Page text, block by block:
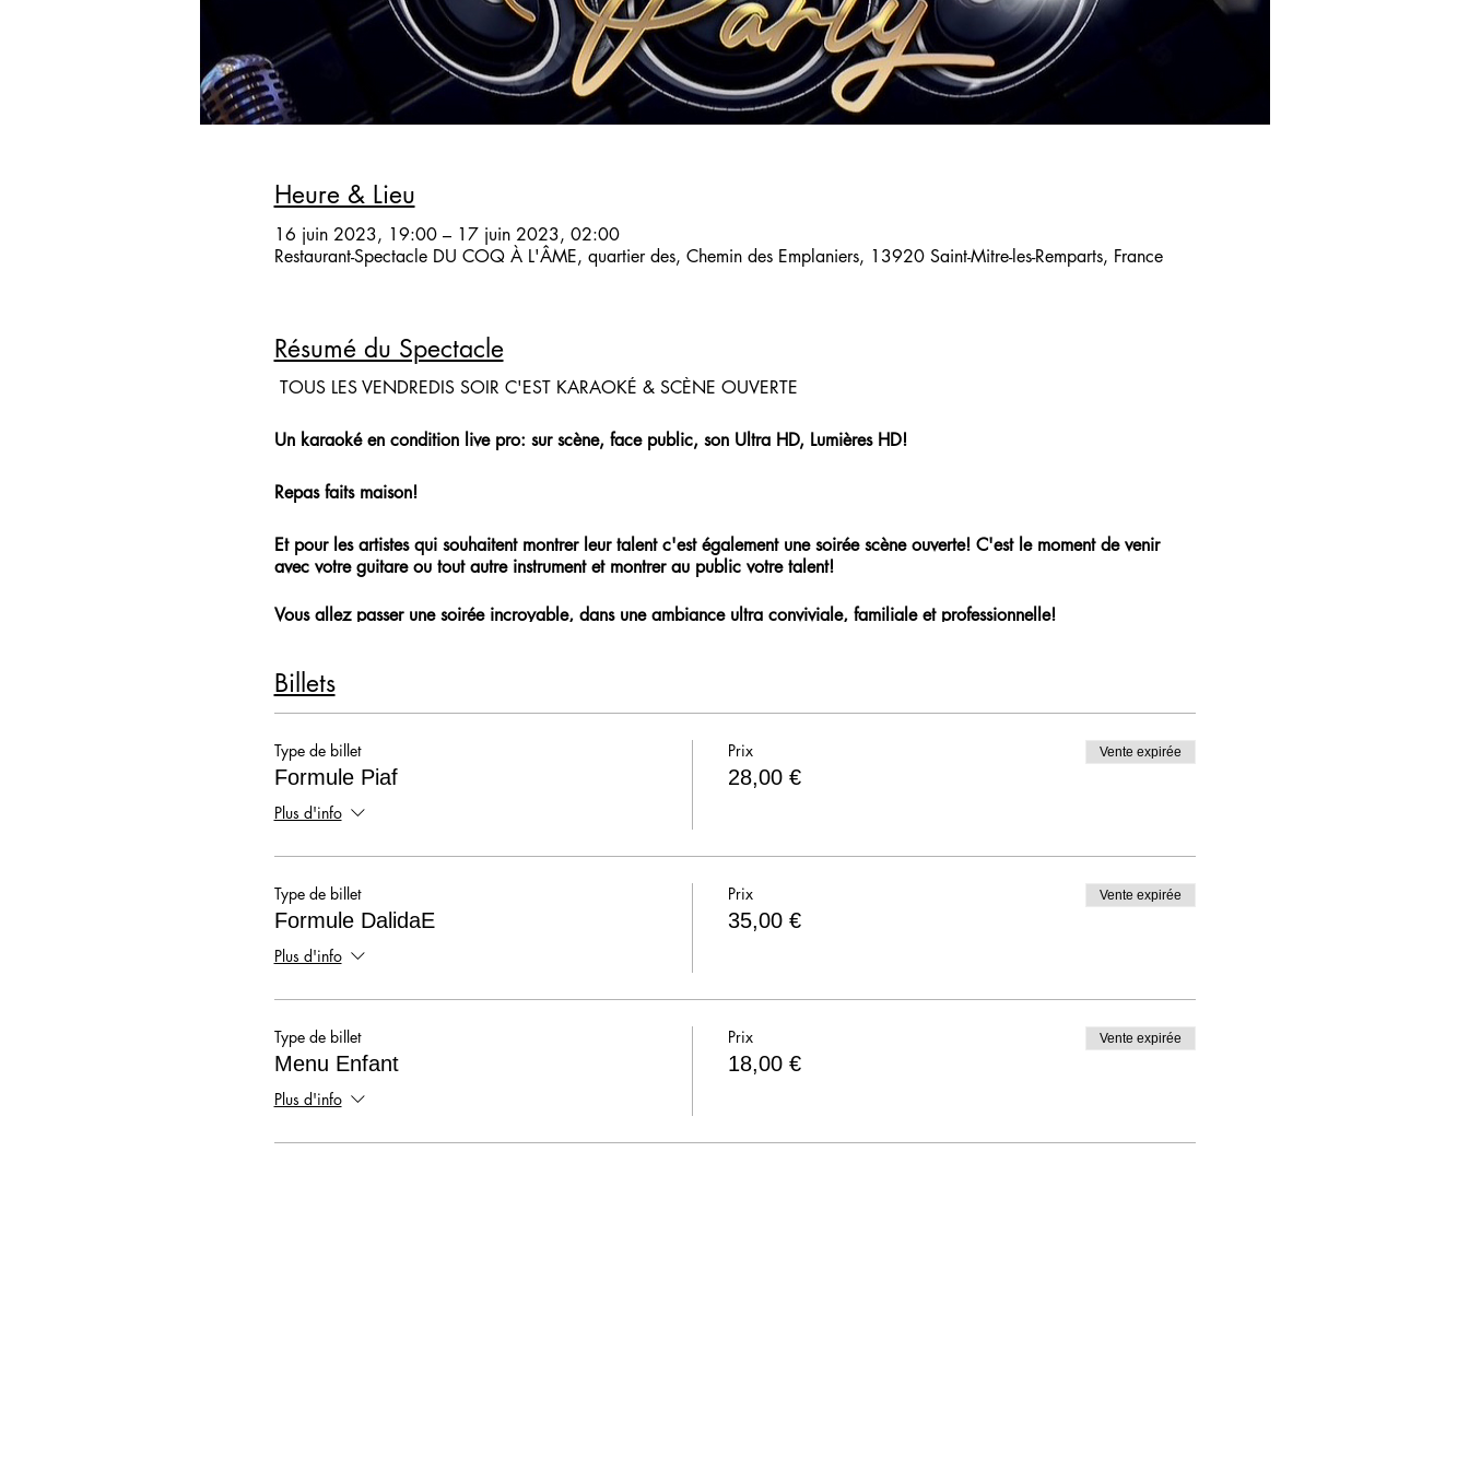
Heure & Lieu
16 juin 2023, 19:00 – 17 juin 2023, 02:00
Restaurant-Spectacle DU COQ À L'ÂME, quartier des, Chemin des Emplaniers, 13920 Saint-Mitre-les-Remparts, France
Résumé du Spectacle
TOUS LES VENDREDIS SOIR C'EST KARAOKÉ & SCÈNE OUVERTE
Un karaoké en condition live pro: sur scène, face public, son Ultra HD, Lumières HD!
Repas faits maison!
Et pour les artistes qui souhaitent montrer leur talent c'est également une soirée scène ouverte! C'est le moment de venir
avec votre guitare ou tout autre instrument et montrer au public votre talent!
Vous allez passer une soirée incroyable, dans une ambiance ultra conviviale, familiale et professionnelle!
19h - 00h30
Billets
Type de billet
Formule Piaf
Plus d'info
Prix
28,00 €
Vente expirée
Type de billet
Formule DalidaE
Plus d'info
Prix
35,00 €
Vente expirée
Type de billet
Menu Enfant
Plus d'info
Prix
18,00 €
Vente expirée